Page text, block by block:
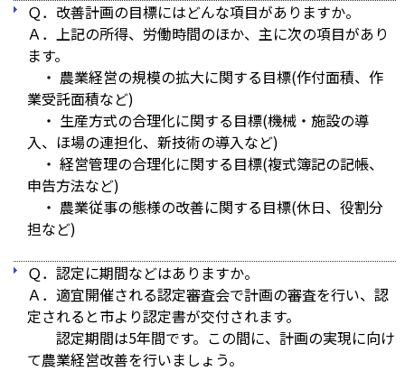
Ｑ．改善計画の目標にはどんな項目がありますか。
Ａ．上記の所得、労働時間のほか、主に次の項目があり
ます。
・ 農業経営の規模の拡大に関する目標(作付面積、作
業受託面積など)
・ 生産方式の合理化に関する目標(機械・施設の導
入、ほ場の連担化、新技術の導入など)
・ 経営管理の合理化に関する目標(複式簿記の記帳、
申告方法など)
・ 農業従事の態様の改善に関する目標(休日、役割分
担など)
Ｑ．認定に期間などはありますか。
Ａ．適宜開催される認定審査会で計画の審査を行い、認
定されると市より認定書が交付されます。
認定期間は5年間です。この間に、計画の実現に向け
て農業経営改善を行いましょう。